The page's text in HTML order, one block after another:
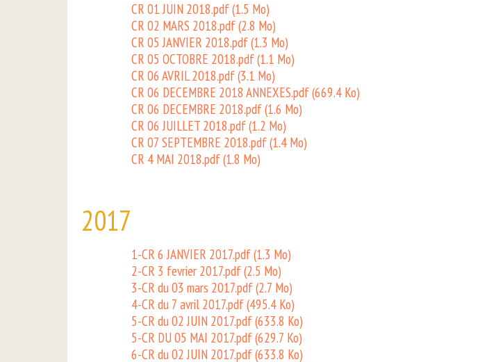
CR 01 JUIN 2018.pdf(1.5 Mo)
CR 02 MARS 2018.pdf(2.8 Mo)
CR 05 JANVIER 2018.pdf(1.3 Mo)
CR 05 OCTOBRE 2018.pdf(1.1 Mo)
CR 06 AVRIL 2018.pdf(3.1 Mo)
CR 06 DECEMBRE 2018 ANNEXES.pdf(669.4 Ko)
CR 06 DECEMBRE 2018.pdf(1.6 Mo)
CR 06 JUILLET 2018.pdf(1.2 Mo)
CR 07 SEPTEMBRE 2018.pdf(1.4 Mo)
CR 4 MAI 2018.pdf(1.8 Mo)
2017
1-CR 6 JANVIER 2017.pdf(1.3 Mo)
2-CR 3 fevrier 2017.pdf(2.5 Mo)
3-CR du 03 mars 2017.pdf(2.7 Mo)
4-CR du 7 avril 2017.pdf(495.4 Ko)
5-CR du 02 JUIN 2017.pdf(633.8 Ko)
5-CR DU 05 MAI 2017.pdf(629.7 Ko)
6-CR du 02 JUIN 2017.pdf(633.8 Ko)